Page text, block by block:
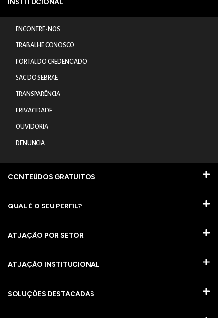
INSTITUCIONAL
ENCONTRE-NOS
TRABALHE CONOSCO
PORTAL DO CREDENCIADO
SAC DO SEBRAE
TRANSPARÊNCIA
PRIVACIDADE
OUVIDORIA
DENUNCIA
CONTEÚDOS GRATUITOS
QUAL É O SEU PERFIL?
ATUAÇÃO POR SETOR
ATUAÇÃO INSTITUCIONAL
SOLUÇÕES DESTACADAS